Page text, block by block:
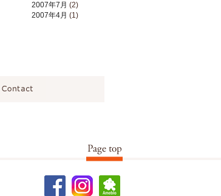
2007年7月 (2)
2007年4月 (1)